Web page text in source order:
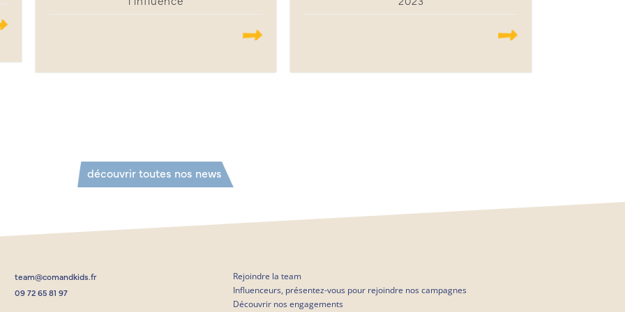
....... .......
découvrir toutes nos news
team@comandkids.fr
09 72 65 81 97
Rejoindre la team
Influenceurs, présentez-vous pour rejoindre nos campagnes
Découvrir nos engagements